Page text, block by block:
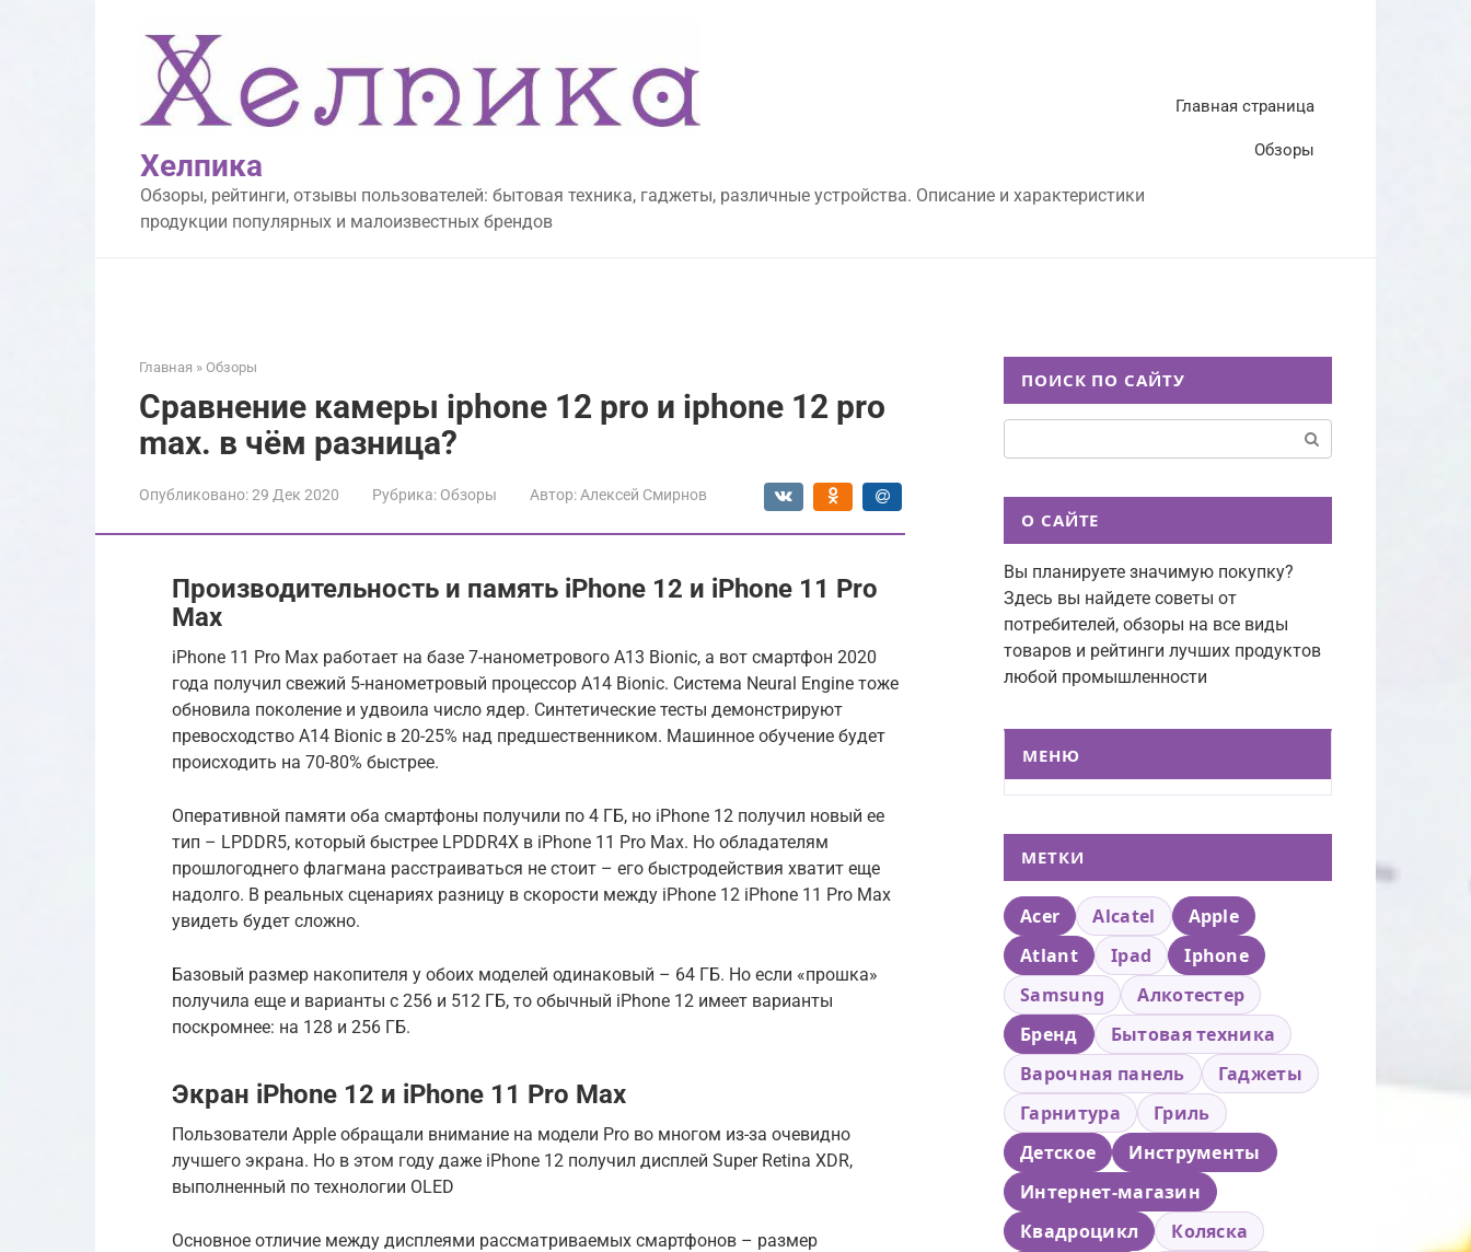
Хелпика
Обзоры, рейтинги, отзывы пользователей: бытовая техника, гаджеты, различные устройства. Описание и характеристики
продукции популярных и малоизвестных брендов
Главная страница
Обзоры
Главная » Обзоры
Сравнение камеры iphone 12 pro и iphone 12 pro
max. в чём разница?
Опубликовано:29 Дек 2020 Рубрика: Обзоры Автор: Алексей Смирнов
Производительность и память iPhone 12 и iPhone 11 Pro
Max
iPhone 11 Pro Max работает на базе 7-нанометрового A13 Bionic, а вот смартфон 2020
года получил свежий 5-нанометровый процессор A14 Bionic. Система Neural Engine тоже
обновила поколение и удвоила число ядер. Синтетические тесты демонстрируют
превосходство A14 Bionic в 20-25% над предшественником. Машинное обучение будет
происходить на 70-80% быстрее.
Оперативной памяти оба смартфоны получили по 4 ГБ, но iPhone 12 получил новый ее
тип – LPDDR5, который быстрее LPDDR4X в iPhone 11 Pro Max. Но обладателям
прошлогоднего флагмана расстраиваться не стоит – его быстродействия хватит еще
надолго. В реальных сценариях разницу в скорости между iPhone 12 iPhone 11 Pro Max
увидеть будет сложно.
Базовый размер накопителя у обоих моделей одинаковый – 64 ГБ. Но если «прошка»
получила еще и варианты с 256 и 512 ГБ, то обычный iPhone 12 имеет варианты
поскромнее: на 128 и 256 ГБ.
Экран iPhone 12 и iPhone 11 Pro Max
Пользователи Apple обращали внимание на модели Pro во многом из-за очевидно
лучшего экрана. Но в этом году даже iPhone 12 получил дисплей Super Retina XDR,
выполненный по технологии OLED
Основное отличие между дисплеями рассматриваемых смартфонов – размер
ПОИСК ПО САЙТУ
О САЙТЕ
Вы планируете значимую покупку?
Здесь вы найдете советы от
потребителей, обзоры на все виды
товаров и рейтинги лучших продуктов
любой промышленности
МЕНЮ
МЕТКИ
Acer Alcatel
Apple
Atlant
Ipad
Iphone
Samsung
Алкотестер
Бренд
Бытовая техника
Варочная панель
Гаджеты
Гарнитура
Гриль
Детское
Инструменты
Интернет-магазин
Квадроцикл
Коляска